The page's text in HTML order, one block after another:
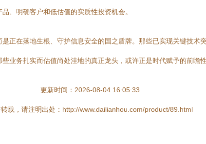
、明确客户和低估值的实质性投资机会。
正在落地生根、守护信息安全的国之盾牌。那些已实现关键技术
业务扎实而估值尚处洼地的真正龙头，或许正是时代赋予的前瞻性
更新时间：2026-08-04 16:05:33
载，请注明出处：http://www.dailianhou.com/product/89.html